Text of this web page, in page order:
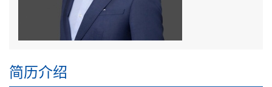
简历介绍